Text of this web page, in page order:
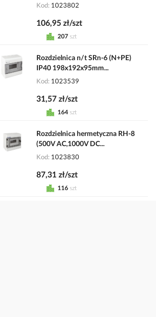
Kod 1023802
106,95 zł/szt
207 szt
Rozdzielnica n/t SRn-6 (N+PE)
IP40 198x192x95mm...
Kod 1023539
31,57 zł/szt
164 szt
Rozdzielnica hermetyczna RH-8
(500V AC,1000V DC...
Kod 1023830
87,31 zł/szt
116 szt